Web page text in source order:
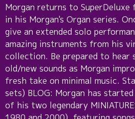
Morgan returns to
in his Morgan's Organ series.
give an extended solo
amazing instruments from his
collection. Be prepared to hear
old/new sounds as Morgan
fresh take on minimal music.
sets) BLOG: Morgan has
of his two legendary